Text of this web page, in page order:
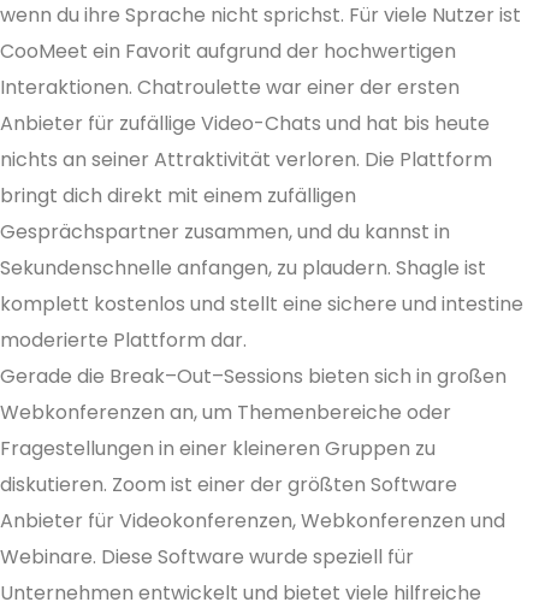
wenn du ihre Sprache nicht sprichst. Für viele Nutzer ist
CooMeet ein Favorit aufgrund der hochwertigen
Interaktionen. Chatroulette war einer der ersten
Anbieter für zufällige Video-Chats und hat bis heute
nichts an seiner Attraktivität verloren. Die Plattform
bringt dich direkt mit einem zufälligen
Gesprächspartner zusammen, und du kannst in
Sekundenschnelle anfangen, zu plaudern. Shagle ist
komplett kostenlos und stellt eine sichere und intestine
moderierte Plattform dar.
Gerade die Break–Out–Sessions bieten sich in großen
Webkonferenzen an, um Themenbereiche oder
Fragestellungen in einer kleineren Gruppen zu
diskutieren. Zoom ist einer der größten Software
Anbieter für Videokonferenzen, Webkonferenzen und
Webinare. Diese Software wurde speziell für
Unternehmen entwickelt und bietet viele hilfreiche